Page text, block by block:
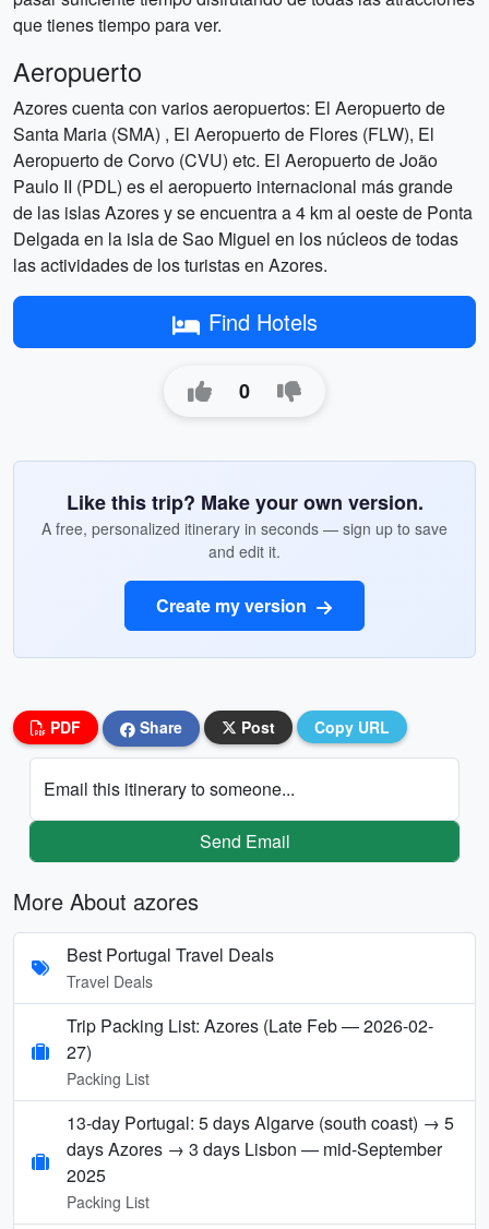
que tienes tiempo para ver.
Aeropuerto
Azores cuenta con varios aeropuertos: El Aeropuerto de
Santa Maria (SMA) , El Aeropuerto de Flores (FLW), El
Aeropuerto de Corvo (CVU) etc. El Aeropuerto de João
Paulo II (PDL) es el aeropuerto internacional más grande
de las islas Azores y se encuentra a 4 km al oeste de Ponta
Delgada en la isla de Sao Miguel en los núcleos de todas
las actividades de los turistas en Azores.
Find Hotels
0
Like this trip? Make your own version.
A free, personalized itinerary in seconds — sign up to save
and edit it.
Create my version
PDF Share Post Copy URL
Email this itinerary to someone...
Send Email
More About azores
Best Portugal Travel Deals
Travel Deals
Trip Packing List: Azores (Late Feb — 2026-02-
27)
Packing List
13-day Portugal: 5 days Algarve (south coast) → 5
days Azores → 3 days Lisbon — mid-September
2025
Packing List